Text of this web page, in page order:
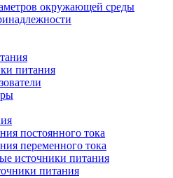
окружающей среды
питания
постоянного тока
переменного тока
источники питания
питания